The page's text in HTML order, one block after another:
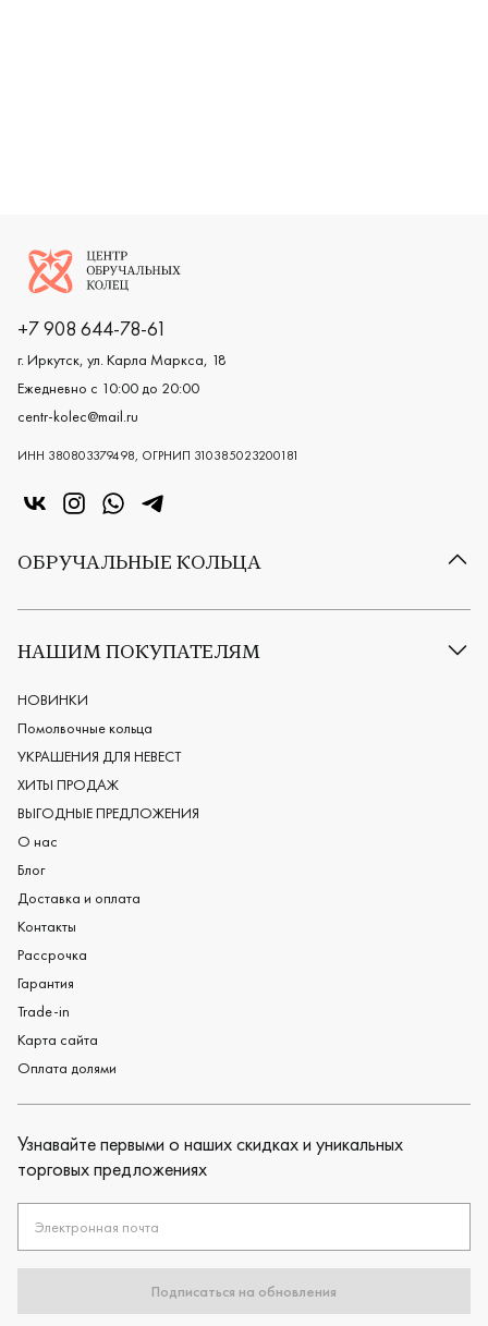
Логотип компании
+7 908 644-78-61
г. Иркутск, ул. Карла Маркса, 18
Ежедневно с 10:00 до 20:00
centr-kolec@mail.ru
ИНН 380803379498, ОГРНИП 310385023200181
«Центр колец» в VK
«Центр колец» в Instagram
«Центр колец» в Whatsapp
«Центр колец» в Telegram
ОБРУЧАЛЬНЫЕ КОЛЬЦА
Все обручальные кольца
Европейские обручальные кольца
Мужские обручальные кольца
Женские обручальные кольца
Обручальные кольца из платины
Дизайнерские обручальные кольца
Черные обручальные кольца
НАШИМ ПОКУПАТЕЛЯМ
НОВИНКИ
Помолвочные кольца
УКРАШЕНИЯ ДЛЯ НЕВЕСТ
ХИТЫ ПРОДАЖ
ВЫГОДНЫЕ ПРЕДЛОЖЕНИЯ
О нас
Блог
Доставка и оплата
Контакты
Рассрочка
Гарантия
Trade-in
Карта сайта
Оплата долями
Узнавайте первыми о наших скидках и уникальных
торговых предложениях
Электронная почта
Подписаться на обновления